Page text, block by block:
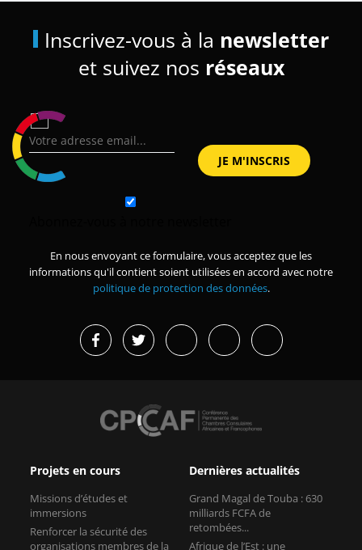
Inscrivez-vous à la newsletter
et suivez nos réseaux
En nous envoyant ce formulaire, vous acceptez que les
informations qu'il contient soient utilisées en accord avec notre
politique de protection des données.
Projets en cours
Missions d’études et
immersions
Renforcer la sécurité des
organisations membres de la
Dernières actualités
Grand Magal de Touba : 630
milliards FCFA de
retombées...
Afrique de l’Est : une